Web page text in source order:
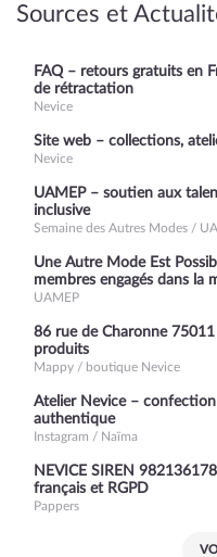
Sources et
FAQ – retours gratuits en
de rétractation
Nevice
Site web – collections,
Nevice
UAMEP – soutien aux
inclusive
Semaine des Autres Modes /
Une Autre Mode Est
membres engagés dans la
UAMEP
86 rue de Charonne
produits
Mappy / boutique Nevice
Atelier Nevice –
authentique
Instagram / Naïma
NEVICE SIREN
français et RGPD
Pappers